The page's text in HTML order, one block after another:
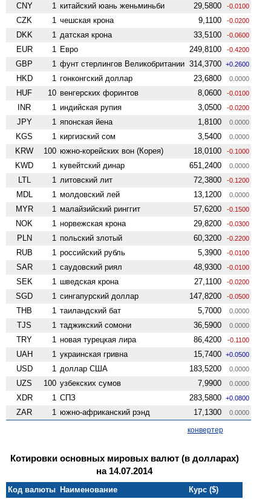
CNY 1 китайский юань женьминьби 29,5800 -0.0100
CZK 1 чешская крона 9,1100 -0.0200
DKK 1 датская крона 33,5100 -0.0600
EUR 1 Евро 249,8100 -0.4200
GBP 1 фунт стерлингов Велико­британии 314,3700 +0.2600
HKD 1 гонконгский доллар 23,6800 0.0000
HUF 10 венгерских форинтов 8,0600 -0.0100
INR 1 индийская рупия 3,0500 -0.0200
JPY 1 японская йена 1,8100 0.0000
KGS 1 киргизский сом 3,5400 0.0000
KRW 100 южно-корейских вон (Корея) 18,0100 -0.1000
KWD 1 кувейтский динар 651,2400 0.0000
LTL 1 литовский лит 72,3800 -0.1200
MDL 1 молдовский лей 13,1200 0.0000
MYR 1 малайзийский ринггит 57,6200 -0.1500
NOK 1 норвежская крона 29,8200 -0.0300
PLN 1 польский злотый 60,3200 -0.2200
RUB 1 российский рубль 5,3900 -0.0100
SAR 1 саудовский риял 48,9300 -0.0100
SEK 1 шведская крона 27,1100 -0.0200
SGD 1 сингапурский доллар 147,8200 -0.0500
THB 1 таиландский бат 5,7000 0.0000
TJS 1 таджикский сомони 36,5900 0.0000
TRY 1 новая турецкая лира 86,4200 -0.1100
UAH 1 украинская гривна 15,7400 +0.0500
USD 1 доллар США 183,5200 0.0000
UZS 100 узбекских сумов 7,9900 0.0000
XDR 1 СПЗ 283,5800 +0.0800
ZAR 1 южно-африканский рэнд 17,1300 0.0000
конвертер
Котировки основных мировых валют (в долларах)
на 14.07.2014
Код валюты Наименование
Курс ($)